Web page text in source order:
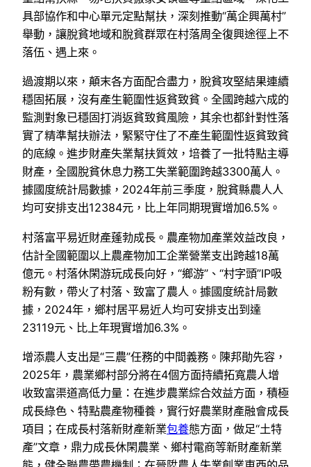
具部協作和中心單元定點幫扶，深刻推動“萬企興萬村”
舉動，讓脫貧地域和脫貧群眾在村落周全復興途徑上不
落伍、遇上來。
過渡期以來，顛末各方面配合盡力，脫貧攻堅結果連續
穩固拓展，沒有產生範圍性返貧致貧。全國跨越六成的
監測對象已穩固打消返貧致貧風險，其余也都針對性落
實了精準幫扶辦法，緊緊守住了不產生範圍性返貧致貧
的底線。進步財產失業幫扶質效，培養了一批特點主導
財產，全國脫貧休息力務工失業範圍跨越3300萬人。
據國度統計局數據，2024年前三季度，脫貧縣農人人
均可安排支出12384元，比上年同期現實增加6.5%。
村落富平易近財產蓬勃成長。農產物加產業效益改良，
估計全國範圍以上農產物加工企業營業支出跨越18萬
億元。村落休閑游玩成長向好，“鄉游”、“村字頭”IP吸
粉有數，帶火了村落、致富了農人。據國度統計局數
據，2024年，鄉村居平易近人均可安排支出到達
23119元、比上年現實增加6.3%。
增添農人支出是“三農”任務的中間義務。陳邦勛先容，
2025年，農業鄉村部分將在4個方面持續拓寬農人增
收致富渠道高低力量：在進步農業綜合效益方面，積極
成長綠色、特點農產物種養，實行好農業財產融會成長
項目；在成長村落新財產新業包養態方面，做足“土特
產”文章，鼎力成長休閑農業、鄉村電商等新財產新業